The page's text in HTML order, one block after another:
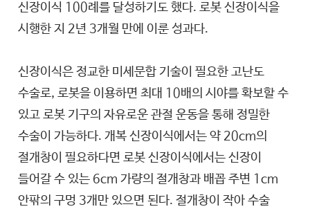
신장이식 100례를 달성하기도 했다. 로봇 신장이식을
시행한 지 2년 3개월 만에 이룬 성과다.
신장이식은 정교한 미세문합 기술이 필요한 고난도
수술로, 로봇을 이용하면 최대 10배의 시야를 확보할 수
있고 로봇 기구의 자유로운 관절 운동을 통해 정밀한
수술이 가능하다. 개복 신장이식에서는 약 20cm의
절개창이 필요하다면 로봇 신장이식에서는 신장이
들어갈 수 있는 6cm 가량의 절개창과 배꼽 주변 1cm
안팎의 구멍 3개만 있으면 된다. 절개창이 작아 수술